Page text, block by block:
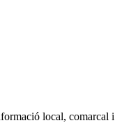
local,